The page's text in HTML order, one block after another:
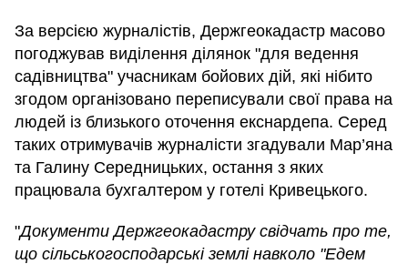
За версією журналістів, Держгеокадастр масово
погоджував виділення ділянок "для ведення
садівництва" учасникам бойових дій, які нібито
згодом організовано переписували свої права на
людей із близького оточення екснардепа. Серед
таких отримувачів журналісти згадували Мар’яна
та Галину Середницьких, остання з яких
працювала бухгалтером у готелі Кривецького.
"Документи Держгеокадастру свідчать про те,
що сільськогосподарські землі навколо "Едем